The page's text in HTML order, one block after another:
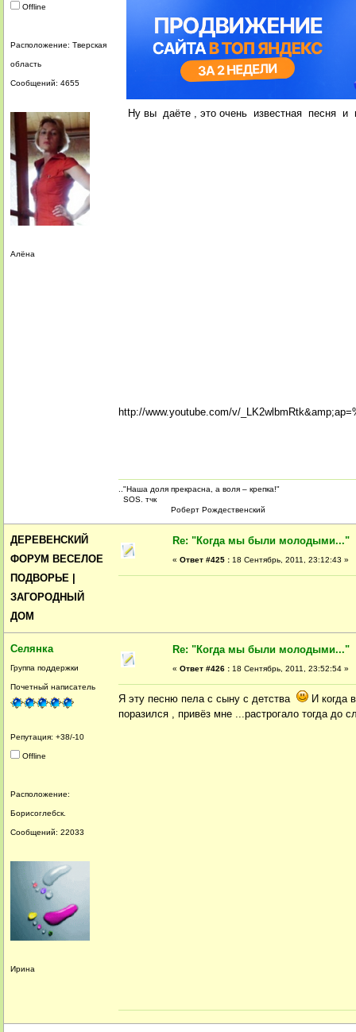
Offline
Расположение: Тверская
область
Сообщений: 4655
Алёна
Ну вы даёте , это очень известная песня и
http://www.youtube.com/v/
.."Наша доля прекрасна, а воля – крепка!"
SOS. тчк
Роберт Рождественский
ДЕРЕВЕНСКИЙ
ФОРУМ ВЕСЕЛОЕ
ПОДВОРЬЕ |
ЗАГОРОДНЫЙ
ДОМ
Re: "Когда мы были молодыми..."
« Ответ #425 : 18 Сентябрь, 2011, 23:12:43 »
Селянка
Группа поддержки
Почетный написатель
Репутация: +38/-10
Offline
Расположение:
Борисоглебск.
Сообщений: 22033
Ирина
Re: "Когда мы были молодыми..."
« Ответ #426 : 18 Сентябрь, 2011, 23:52:54 »
Я эту песню пела с сыну с детства
И когда
поразился , привёз мне ...растрогало тогда до